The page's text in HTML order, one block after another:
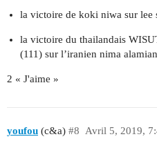
la victoire de koki niwa sur lee
la victoire du thailandais
(111) sur l’iranien nima
2 « J'aime »
youfou (c&a) Avril 5, 2019,
#8